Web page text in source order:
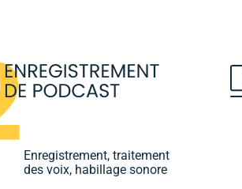
Enregistrement, traitement
des voix, habillage sonore